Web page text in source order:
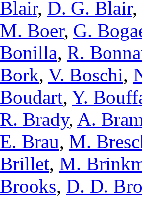
Blair, D. G. Blair,
M. Boer, G.
Bonilla, R.
Bork, V. Boschi,
Boudart, Y.
R. Brady, A.
E. Brau, M.
Brillet, M.
Brooks, D. D.